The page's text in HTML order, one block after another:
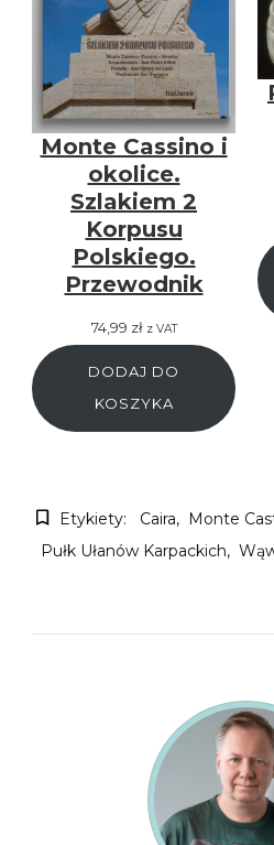
Monte Cassino i
okolice.
Szlakiem 2
Korpusu
Polskiego.
Przewodnik
74,99 zł z VAT
DODAJ DO
KOSZYKA
Etykiety: Caira Monte
Pułk Ułanów Karpackich